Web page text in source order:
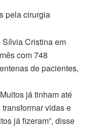
pela cirurgia
Sílvia Cristina em
com 748
de pacientes,
já tinham até
vidas e
já fizeram”, disse